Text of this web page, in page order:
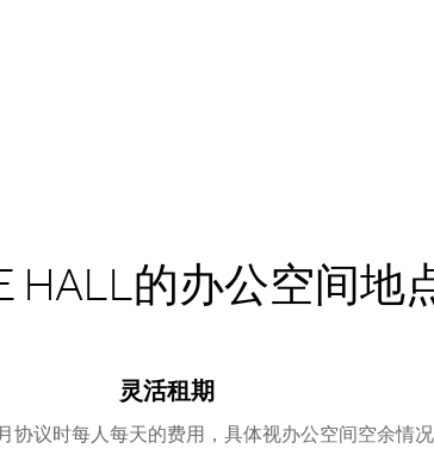
HALL的办公空间地
灵活租期
协议时每人每天的费用，具体视办公空间空余情